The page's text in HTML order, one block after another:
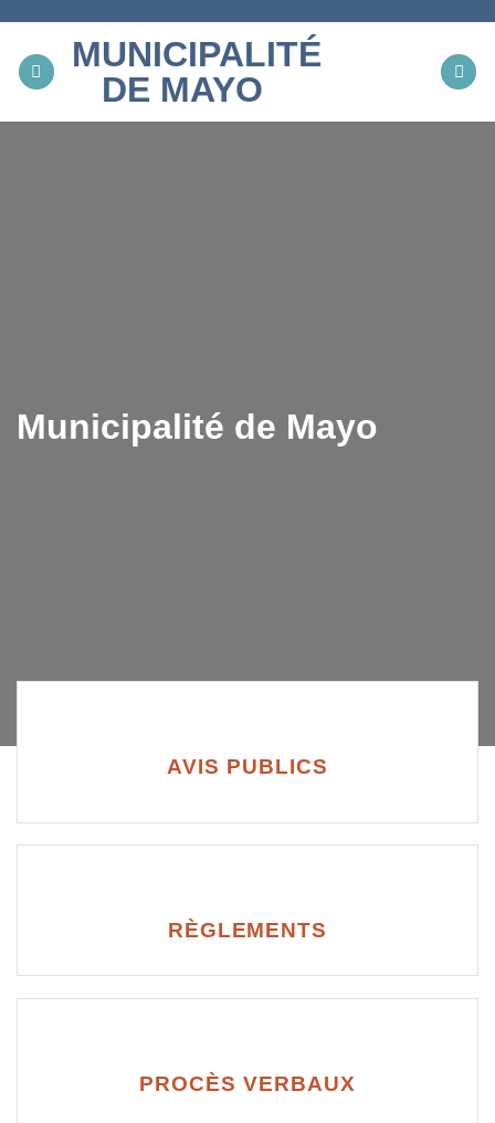
content
MUNICIPALITÉ
DE MAYO
Municipalité de Mayo
AVIS PUBLICS
RÈGLEMENTS
PROCÈS VERBAUX